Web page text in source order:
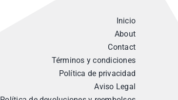
Inicio
About
Contact
Términos y condiciones
Política de privacidad
Aviso Legal